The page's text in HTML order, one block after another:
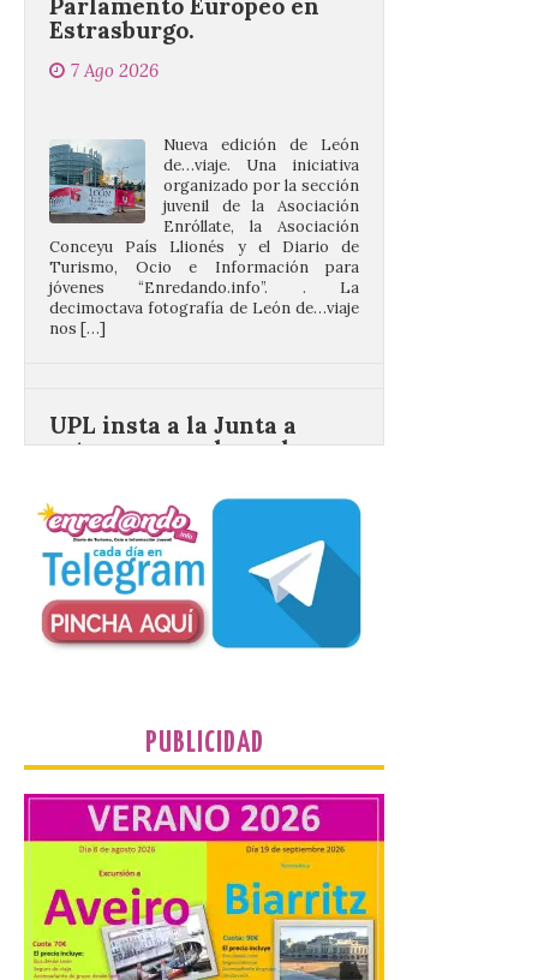
7 Ago 2026
organizado por la sección
juvenil de la Asociación
Enróllate, la Asociación
Conceyu País Llionés y el Diario de
Turismo, Ocio e Información para
jóvenes “Enredando.info”. . La
decimoctava fotografía de León de…viaje
nos […]
castillo del Asmesnal, un
BIC en estado de ruina
Un Bien de Interés
Cultural abandonado
desde 1949. Los
procuradores leonesistas
plantean que la Junta
riesgo de colapso. Los procuradores de
Unión del Pueblo […]
La Universidad de León
distribuye folletos con la
programación del evento
del eclipse solar que
organiza con la ESA y el
Ayuntamiento
PUBLICIDAD